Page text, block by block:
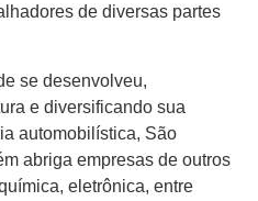
de diversas partes
se desenvolveu,
e diversificando sua
automobilística, São
abriga empresas de outros
eletrônica, entre